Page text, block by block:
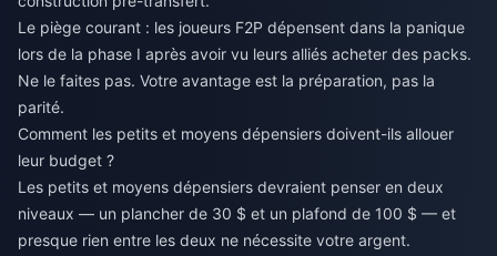
Le piège courant : les joueurs F2P dépensent dans la panique
lors de la phase I après avoir vu leurs alliés acheter des packs.
Ne le faites pas. Votre avantage est la préparation, pas la
parité.
Comment les petits et moyens dépensiers doivent-ils allouer
leur budget ?
Les petits et moyens dépensiers devraient penser en deux
niveaux — un plancher de 30 $ et un plafond de 100 $ — et
presque rien entre les deux ne nécessite votre argent.